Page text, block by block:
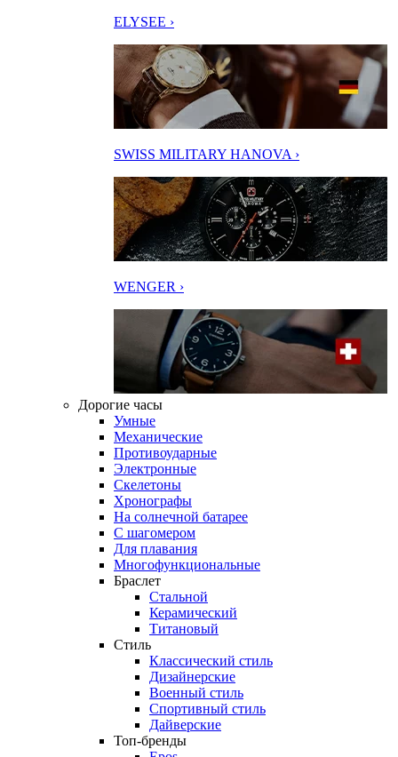
ELYSEE ›
SWISS MILITARY HANOVA ›
WENGER ›
Дорогие часы
Умные
Механические
Противоударные
Электронные
Скелетоны
Хронографы
На солнечной батарее
С шагомером
Для плавания
Многофункциональные
Браслет
Стальной
Керамический
Титановый
Стиль
Классический стиль
Дизайнерские
Военный стиль
Спортивный стиль
Дайверские
Топ-бренды